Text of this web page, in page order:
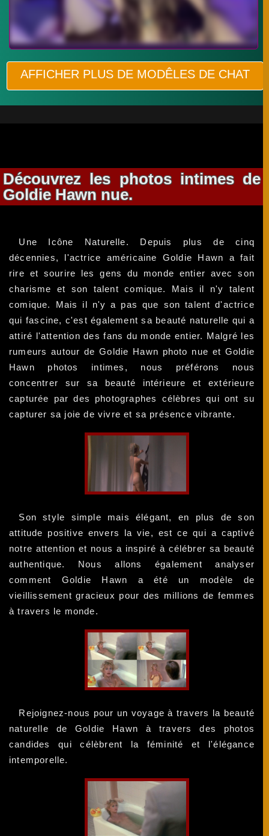
AFFICHER PLUS DE MODÊLES DE CHAT
Découvrez les photos intimes de
Goldie Hawn nue.
Une Icône Naturelle. Depuis plus de cinq
décennies, l'actrice américaine Goldie Hawn a fait
rire et sourire les gens du monde entier avec son
charisme et son talent comique. Mais il n'y talent
comique. Mais il n'y a pas que son talent d'actrice
qui fascine, c'est également sa beauté naturelle qui a
attiré l'attention des fans du monde entier. Malgré les
rumeurs autour de Goldie Hawn photo nue et Goldie
Hawn photos intimes, nous préférons nous
concentrer sur sa beauté intérieure et extérieure
capturée par des photographes célèbres qui ont su
capturer sa joie de vivre et sa présence vibrante.
Son style simple mais élégant, en plus de son
attitude positive envers la vie, est ce qui a captivé
notre attention et nous a inspiré à célébrer sa beauté
authentique. Nous allons également analyser
comment Goldie Hawn a été un modèle de
vieillissement gracieux pour des millions de femmes
à travers le monde.
Rejoignez-nous pour un voyage à travers la beauté
naturelle de Goldie Hawn à travers des photos
candides qui célèbrent la féminité et l'élégance
intemporelle.